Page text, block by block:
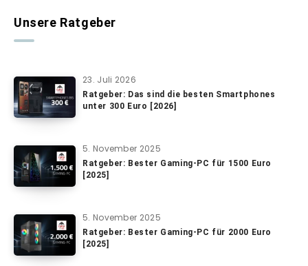
Unsere Ratgeber
23. Juli 2026
Ratgeber: Das sind die besten Smartphones
unter 300 Euro [2026]
5. November 2025
Ratgeber: Bester Gaming-PC für 1500 Euro
[2025]
5. November 2025
Ratgeber: Bester Gaming-PC für 2000 Euro
[2025]